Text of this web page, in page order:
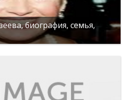
биография, семья,